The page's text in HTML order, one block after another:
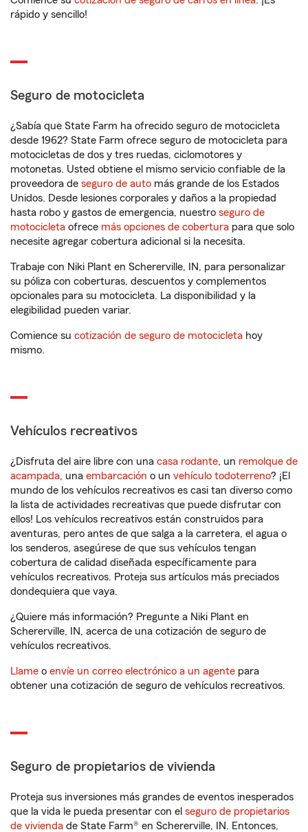
rápido y sencillo!
Seguro de motocicleta
¿Sabía que State Farm ha ofrecido seguro de motocicleta
desde 1962? State Farm ofrece seguro de motocicleta para
motocicletas de dos y tres ruedas, ciclomotores y
motonetas. Usted obtiene el mismo servicio confiable de la
proveedora de seguro de auto más grande de los Estados
Unidos. Desde lesiones corporales y daños a la propiedad
hasta robo y gastos de emergencia, nuestro seguro de
motocicleta ofrece más opciones de cobertura para que solo
necesite agregar cobertura adicional si la necesita.
Trabaje con Niki Plant en Schererville, IN, para personalizar
su póliza con coberturas, descuentos y complementos
opcionales para su motocicleta. La disponibilidad y la
elegibilidad pueden variar.
Comience su cotización de seguro de motocicleta hoy
mismo.
Vehículos recreativos
¿Disfruta del aire libre con una casa rodante, un remolque de
acampada, una embarcación o un vehículo todoterreno? ¡El
mundo de los vehículos recreativos es casi tan diverso como
la lista de actividades recreativas que puede disfrutar con
ellos! Los vehículos recreativos están construidos para
aventuras, pero antes de que salga a la carretera, el agua o
los senderos, asegúrese de que sus vehículos tengan
cobertura de calidad diseñada específicamente para
vehículos recreativos. Proteja sus artículos más preciados
dondequiera que vaya.
¿Quiere más información? Pregunte a Niki Plant en
Schererville, IN, acerca de una cotización de seguro de
vehículos recreativos.
Llame o envíe un correo electrónico a un agente para
obtener una cotización de seguro de vehículos recreativos.
Seguro de propietarios de vivienda
Proteja sus inversiones más grandes de eventos inesperados
que la vida le pueda presentar con el seguro de propietarios
de vivienda de State Farm® en Schererville, IN. Entonces,